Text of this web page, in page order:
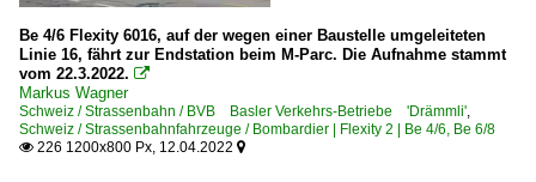
Be 4/6 Flexity 6016, auf der wegen einer Baustelle umgeleiteten
Linie 16, fährt zur Endstation beim M-Parc. Die Aufnahme stammt
vom 22.3.2022. 
Markus Wagner
Schweiz / Strassenbahn / BVB Basler Verkehrs-Betriebe 'Drämmli',
Schweiz / Strassenbahnfahrzeuge / Bombardier | Flexity 2 | Be 4/6, Be 6/8
 226 1200x800 Px, 12.04.2022 